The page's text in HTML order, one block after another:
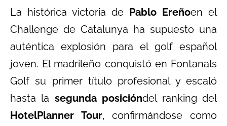
La histórica victoria de Pablo Ereñoen el
Challenge de Catalunya ha supuesto una
auténtica explosión para el golf español
joven. El madrileño conquistó en Fontanals
Golf su primer título profesional y escaló
hasta la segunda posicióndel ranking del
HotelPlanner Tour, confirmándose como